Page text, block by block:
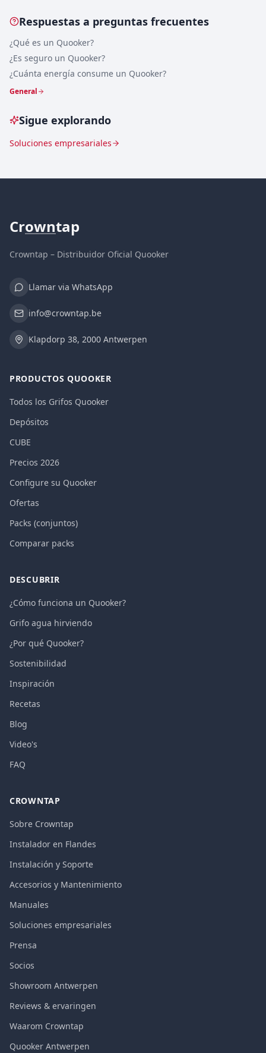
Respuestas a preguntas frecuentes
¿Qué es un Quooker?
¿Es seguro un Quooker?
¿Cuánta energía consume un Quooker?
General
Sigue explorando
Soluciones empresariales
Crowntap
Crowntap – Distribuidor Oficial Quooker
Llamar via WhatsApp
info@crowntap.be
Klapdorp 38, 2000 Antwerpen
PRODUCTOS QUOOKER
Todos los Grifos Quooker
Depósitos
CUBE
Precios 2026
Configure su Quooker
Ofertas
Packs (conjuntos)
Comparar packs
DESCUBRIR
¿Cómo funciona un Quooker?
Grifo agua hirviendo
¿Por qué Quooker?
Sostenibilidad
Inspiración
Recetas
Blog
Video's
FAQ
CROWNTAP
Sobre Crowntap
Instalador en Flandes
Instalación y Soporte
Accesorios y Mantenimiento
Manuales
Soluciones empresariales
Prensa
Socios
Showroom Antwerpen
Reviews & ervaringen
Waarom Crowntap
Quooker Antwerpen